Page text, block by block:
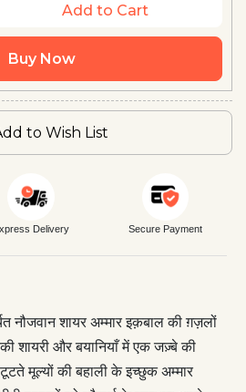
Add to Cart
Buy Now
to Wish List
Delivery Secure Payment
नौजवान शायर अम्मार इक़बाल की ग़ज़लों
शायरी और बयानियाँ में एक जज़्बे की
मूल्यों की बहाली के इच्छुक अम्मार